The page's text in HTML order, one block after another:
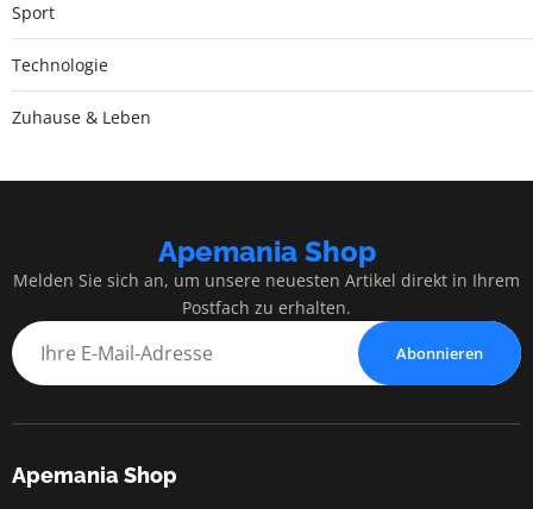
Sport
Technologie
Zuhause & Leben
Apemania Shop
Melden Sie sich an, um unsere neuesten Artikel direkt in Ihrem
Postfach zu erhalten.
Abonnieren
Apemania Shop